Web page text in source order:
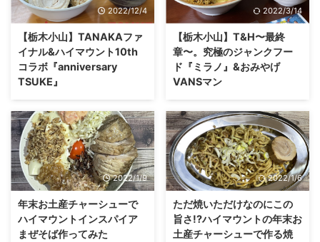
2022/12/4
【栃木小山】TANAKAファ
イナル&ハイマウント10th
コラボ『anniversary
TSUKE』
2022/3/14
【栃木小山】T&H〜最終
章〜。究極のジャンクフー
ド『ミラノ』&おみやげ
VANSマン
2022/1/9
年末お土産チャーシューで
ハイマウントインスパイア
まぜそば作ってみた
2022/1/6
ただ焼いただけなのにこの
旨さ!?ハイマウントの年末お
土産チャーシューで作る焼